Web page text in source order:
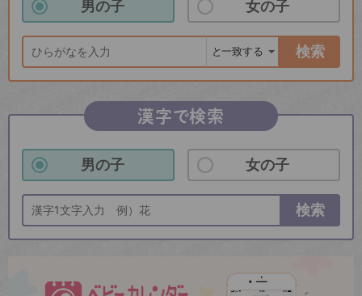
男の子 女の子
検索
漢字で検索
男の子 女の子
検索